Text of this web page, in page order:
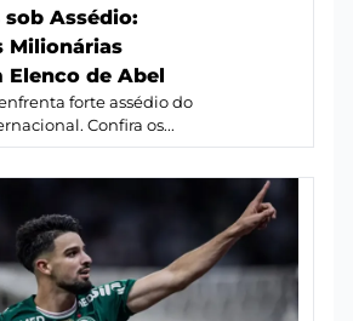
sob Assédio:
Milionárias
Elenco de Abel
forte assédio do
Confira os...